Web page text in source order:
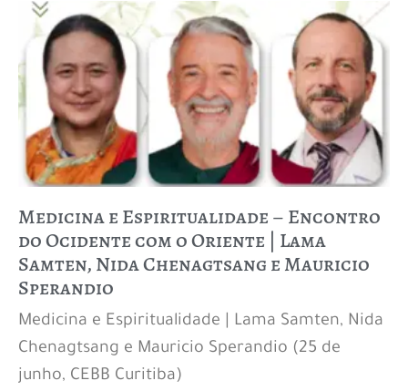
Medicina e Espiritualidade – Encontro
do Ocidente com o Oriente | Lama
Samten, Nida Chenagtsang e Mauricio
Sperandio
Medicina e Espiritualidade | Lama Samten, Nida
Chenagtsang e Mauricio Sperandio (25 de
junho, CEBB Curitiba)